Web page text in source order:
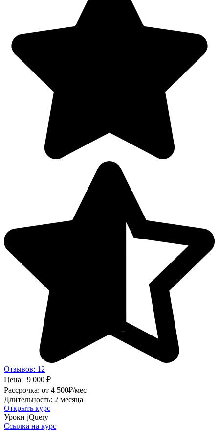
Отзывов: 12
Цена: 9 000 ₽
Рассрочка: от 4 500₽/мес
Длительность: 2 месяца
Открыть курс
Уроки jQuery
Ссылка на курс